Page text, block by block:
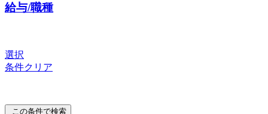
給与/職種
選択
条件クリア
この条件で検索